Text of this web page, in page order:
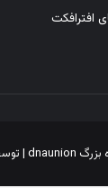
افترافکت
بزرگ dnaunion
|